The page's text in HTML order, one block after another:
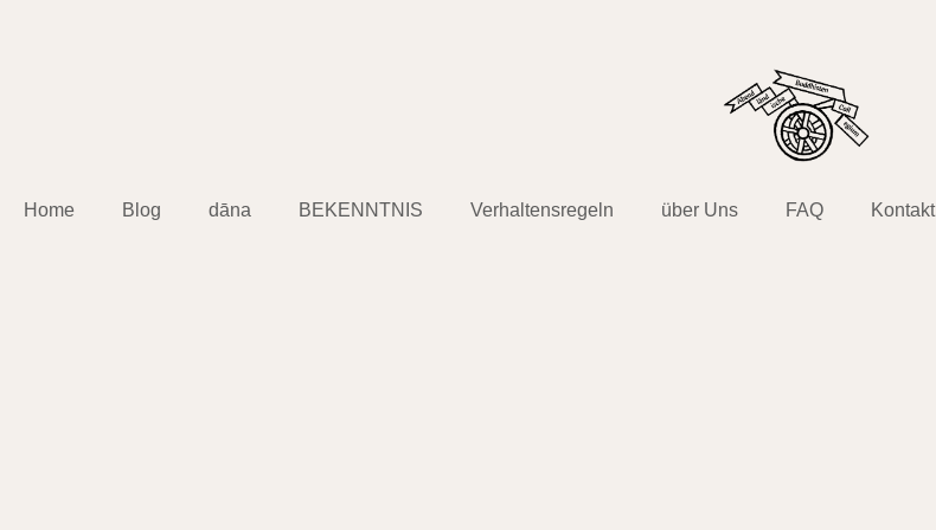
Home Blog dāna BEKENNTNIS Verhaltensregeln über Uns FAQ Kontakt